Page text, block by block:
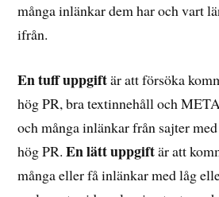
många inlänkar dem har och vart
ifrån.
En tuff uppgiftär att försöka
hög PR, bra textinnehåll och
och många inlänkar från sajter
hög PR.En lätt uppgiftär att
många eller få inlänkar med låg